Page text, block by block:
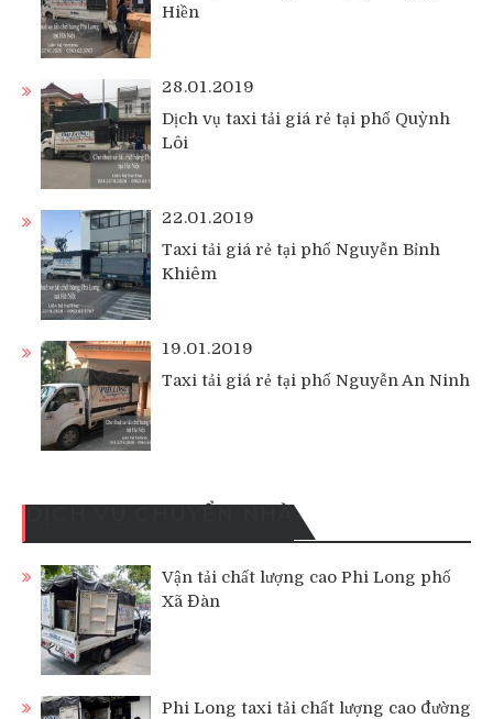
Hiền
28.01.2019
Dịch vụ taxi tải giá rẻ tại phố Quỳnh
Lôi
22.01.2019
Taxi tải giá rẻ tại phố Nguyễn Bỉnh
Khiêm
19.01.2019
Taxi tải giá rẻ tại phố Nguyễn An Ninh
DỊCH VỤ CHUYỂN NHÀ
Vận tải chất lượng cao Phi Long phố
Xã Đàn
Phi Long taxi tải chất lượng cao đường